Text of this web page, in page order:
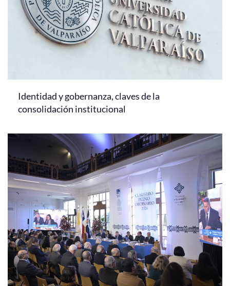
Identidad y gobernanza, claves de la
consolidación institucional